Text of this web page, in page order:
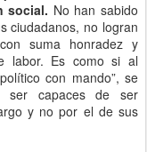
social. No han sabido
ciudadanos, no logran
suma honradez y
labor. Es como si al
con mando”, se
ser capaces de ser
y no por el de sus